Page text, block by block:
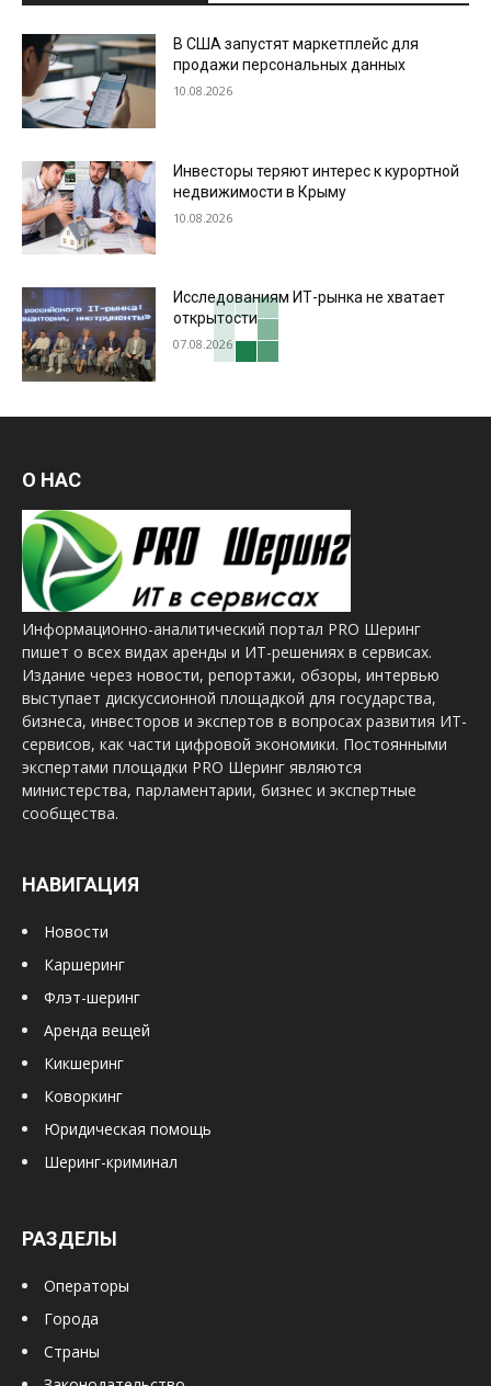
В США запустят маркетплейс для
продажи персональных данных
10.08.2026
Инвесторы теряют интерес к курортной
недвижимости в Крыму
10.08.2026
Исследованиям ИТ-рынка не хватает
открытости
07.08.2026
О НАС
Информационно-аналитический портал PRO Шеринг
пишет о всех видах аренды и ИТ-решениях в сервисах.
Издание через новости, репортажи, обзоры, интервью
выступает дискуссионной площадкой для государства,
бизнеса, инвесторов и экспертов в вопросах развития ИТ-
сервисов, как части цифровой экономики. Постоянными
экспертами площадки PRO Шеринг являются
министерства, парламентарии, бизнес и экспертные
сообщества.
НАВИГАЦИЯ
Новости
Каршеринг
Флэт-шеринг
Аренда вещей
Кикшеринг
Коворкинг
Юридическая помощь
Шеринг-криминал
РАЗДЕЛЫ
Операторы
Города
Страны